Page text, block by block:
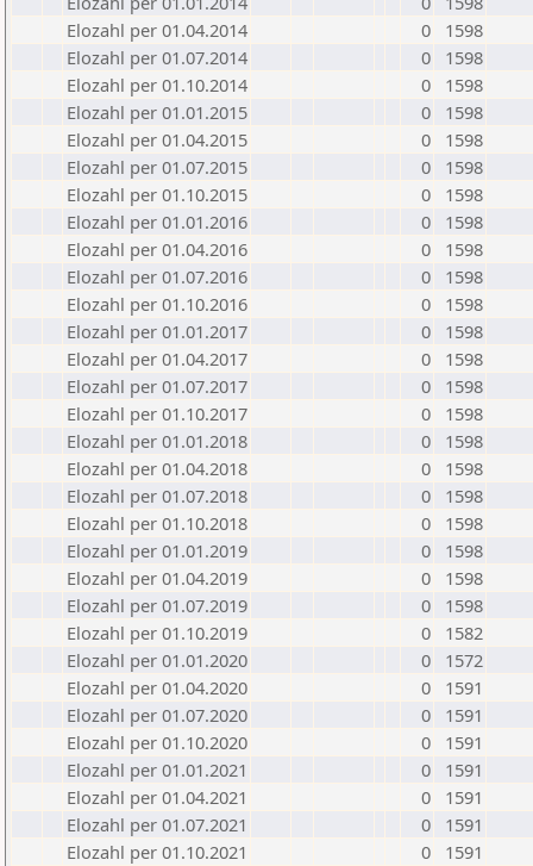
Elozahl per 01.04.2014
0
1598
Elozahl per 01.07.2014
0
1598
Elozahl per 01.10.2014
0
1598
Elozahl per 01.01.2015
0
1598
Elozahl per 01.04.2015
0
1598
Elozahl per 01.07.2015
0
1598
Elozahl per 01.10.2015
0
1598
Elozahl per 01.01.2016
0
1598
Elozahl per 01.04.2016
0
1598
Elozahl per 01.07.2016
0
1598
Elozahl per 01.10.2016
0
1598
Elozahl per 01.01.2017
0
1598
Elozahl per 01.04.2017
0
1598
Elozahl per 01.07.2017
0
1598
Elozahl per 01.10.2017
0
1598
Elozahl per 01.01.2018
0
1598
Elozahl per 01.04.2018
0
1598
Elozahl per 01.07.2018
0
1598
Elozahl per 01.10.2018
0
1598
Elozahl per 01.01.2019
0
1598
Elozahl per 01.04.2019
0
1598
Elozahl per 01.07.2019
0
1598
Elozahl per 01.10.2019
0
1582
Elozahl per 01.01.2020
0
1572
Elozahl per 01.04.2020
0
1591
Elozahl per 01.07.2020
0
1591
Elozahl per 01.10.2020
0
1591
Elozahl per 01.01.2021
0
1591
Elozahl per 01.04.2021
0
1591
Elozahl per 01.07.2021
0
1591
Elozahl per 01.10.2021
0
1591